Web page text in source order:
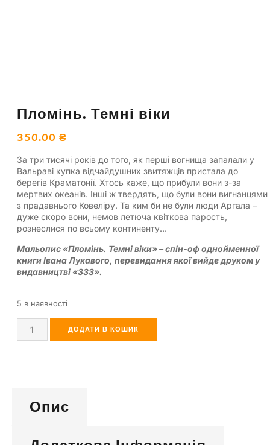
Пломінь. Темні віки
350.00 ₴
За три тисячі років до того, як першi вогнища запалали у
Вальравi купка відчайдушних звитяжців пристала до
берегів Краматонії. Хтось каже, що прибули вони з-за
мертвих океанів. Інші ж твердять, що були вони вигнанцями
з прадавнього Ковеліру. Та ким би не були люди Аргала –
дуже скоро вони, немов летюча квіткова парость,
рознеслися по всьому континенту…
Мальопис «Пломінь. Темні віки» – спін-оф однойменної
книги Івана Лукавого, перевидання якої вийде друком у
видавництві «333».
5 в наявності
ДОДАТИ В КОШИК
Опис